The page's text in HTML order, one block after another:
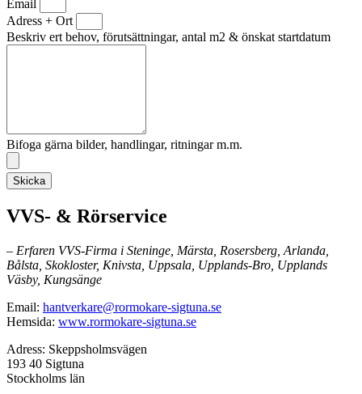
Email
Adress + Ort
Beskriv ert behov, förutsättningar, antal m2 & önskat startdatum
Bifoga gärna bilder, handlingar, ritningar m.m.
Skicka
VVS- & Rörservice
– Erfaren VVS-Firma i Steninge, Märsta, Rosersberg, Arlanda,
Bålsta, Skokloster, Knivsta, Uppsala, Upplands-Bro, Upplands
Väsby, Kungsänge
Email: hantverkare@rormokare-sigtuna.se
Hemsida: www.rormokare-sigtuna.se
Adress: Skeppsholmsvägen
193 40 Sigtuna
Stockholms län